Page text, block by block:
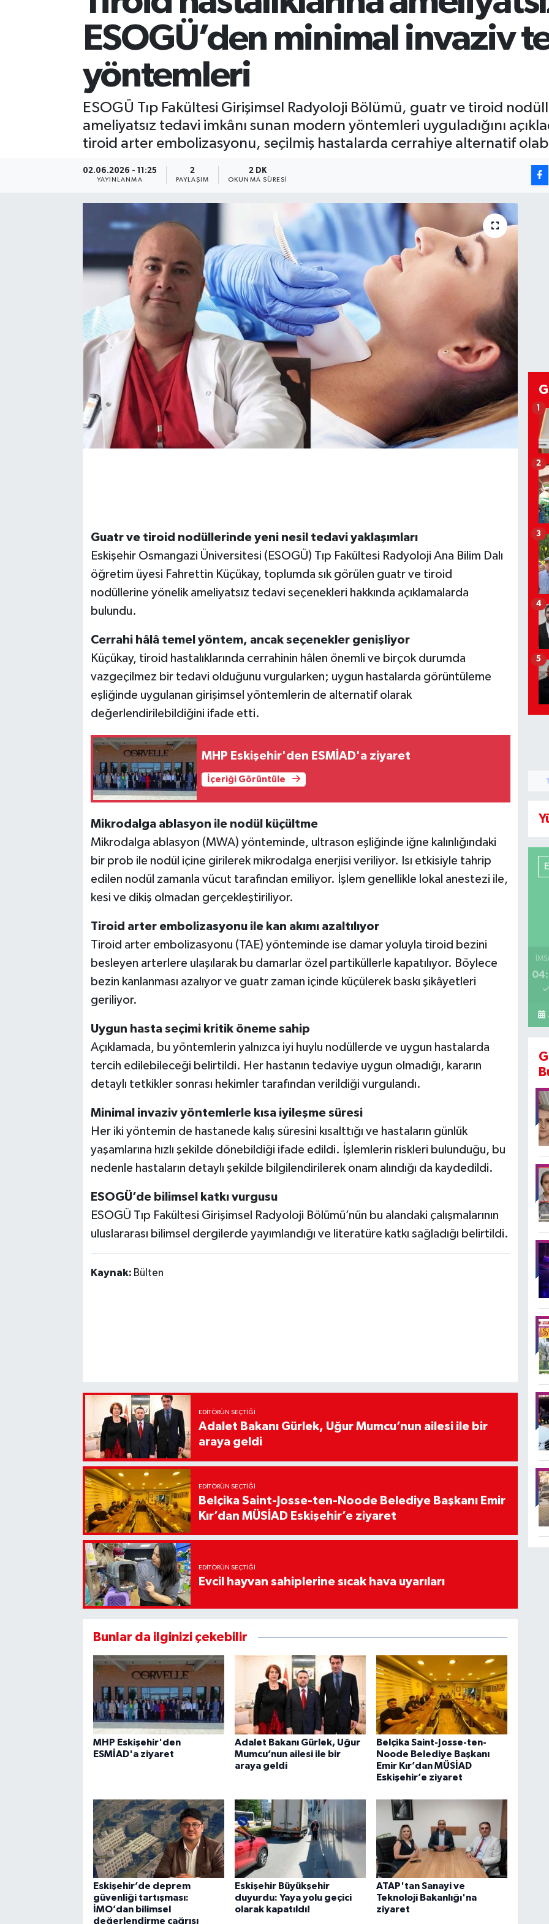
ESOGÜ’den minimal invaziv
yöntemleri
ESOGÜ Tıp Fakültesi Girişimsel Radyoloji Bölümü, guatr ve tiroid
ameliyatsız tedavi imkânı sunan modern yöntemleri uyguladığını
tiroid arter embolizasyonu, seçilmiş hastalarda cerrahiye alternatif
02.06.2026 - 11:25
YAYINLANMA
2
PAYLAŞIM
2 DK
OKUNMA SÜRESI
Guatr ve tiroid nodüllerinde yeni nesil tedavi yaklaşımları
Eskişehir Osmangazi Üniversitesi (ESOGÜ) Tıp Fakültesi Radyoloji Ana Bilim Dalı
öğretim üyesi Fahrettin Küçükay, toplumda sık görülen guatr ve tiroid
nodüllerine yönelik ameliyatsız tedavi seçenekleri hakkında açıklamalarda
bulundu.
Cerrahi hâlâ temel yöntem, ancak seçenekler genişliyor
Küçükay, tiroid hastalıklarında cerrahinin hâlen önemli ve birçok durumda
vazgeçilmez bir tedavi olduğunu vurgularken; uygun hastalarda görüntüleme
eşliğinde uygulanan girişimsel yöntemlerin de alternatif olarak
değerlendirilebildiğini ifade etti.
MHP Eskişehir'den ESMİAD'a ziyaret
İçeriği Görüntüle
Mikrodalga ablasyon ile nodül küçültme
Mikrodalga ablasyon (MWA) yönteminde, ultrason eşliğinde iğne kalınlığındaki
bir prob ile nodül içine girilerek mikrodalga enerjisi veriliyor. Isı etkisiyle tahrip
edilen nodül zamanla vücut tarafından emiliyor. İşlem genellikle lokal anestezi ile,
kesi ve dikiş olmadan gerçekleştiriliyor.
Tiroid arter embolizasyonu ile kan akımı azaltılıyor
Tiroid arter embolizasyonu (TAE) yönteminde ise damar yoluyla tiroid bezini
besleyen arterlere ulaşılarak bu damarlar özel partiküllerle kapatılıyor. Böylece
bezin kanlanması azalıyor ve guatr zaman içinde küçülerek baskı şikâyetleri
geriliyor.
Uygun hasta seçimi kritik öneme sahip
Açıklamada, bu yöntemlerin yalnızca iyi huylu nodüllerde ve uygun hastalarda
tercih edilebileceği belirtildi. Her hastanın tedaviye uygun olmadığı, kararın
detaylı tetkikler sonrası hekimler tarafından verildiği vurgulandı.
Minimal invaziv yöntemlerle kısa iyileşme süresi
Her iki yöntemin de hastanede kalış süresini kısalttığı ve hastaların günlük
yaşamlarına hızlı şekilde dönebildiği ifade edildi. İşlemlerin riskleri bulunduğu, bu
nedenle hastaların detaylı şekilde bilgilendirilerek onam alındığı da kaydedildi.
ESOGÜ’de bilimsel katkı vurgusu
ESOGÜ Tıp Fakültesi Girişimsel Radyoloji Bölümü’nün bu alandaki çalışmalarının
uluslararası bilimsel dergilerde yayımlandığı ve literatüre katkı sağladığı belirtildi.
Kaynak: Bülten
EDITÖRÜN SEÇTIĞI
Adalet Bakanı Gürlek, Uğur Mumcu’nun ailesi ile bir
araya geldi
EDITÖRÜN SEÇTIĞI
Belçika Saint-Josse-ten-Noode Belediye Başkanı Emir
Kır’dan MÜSİAD Eskişehir’e ziyaret
EDITÖRÜN SEÇTIĞI
Evcil hayvan sahiplerine sıcak hava uyarıları
Bunlar da ilginizi çekebilir
MHP Eskişehir'den
ESMİAD'a ziyaret
Adalet Bakanı Gürlek, Uğur
Mumcu’nun ailesi ile bir
araya geldi
Belçika Saint-Josse-ten-
Noode Belediye Başkanı
Emir Kır’dan MÜSİAD
Eskişehir’e ziyaret
Eskişehir’de deprem
güvenliği tartışması:
İMO’dan bilimsel
değerlendirme çağrısı
Eskişehir Büyükşehir
duyurdu: Yaya yolu geçici
olarak kapatıldı!
ATAP'tan Sanayi ve
Teknoloji Bakanlığı'na
ziyaret
1
2
3
4
5